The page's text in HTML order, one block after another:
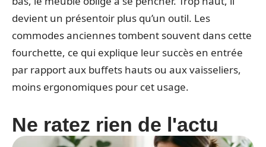
devient un présentoir plus qu’un outil. Les
commodes anciennes tombent souvent dans cette
fourchette, ce qui explique leur succès en entrée
par rapport aux buffets hauts ou aux vaisseliers,
moins ergonomiques pour cet usage.
Ne ratez rien de l'actu